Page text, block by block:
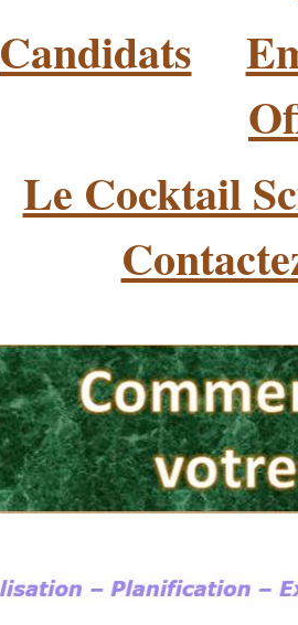
Candidats
Le Cocktail